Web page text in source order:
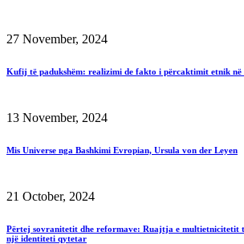
27 November, 2024
Kufij të padukshëm: realizimi de fakto i përcaktimit etnik në
13 November, 2024
Mis Universe nga Bashkimi Evropian, Ursula von der Leyen
21 October, 2024
Përtej sovranitetit dhe reformave: Ruajtja e multietnicitetit
një identiteti qytetar